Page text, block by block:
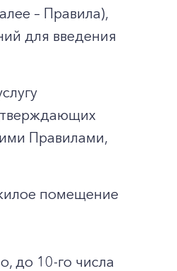
– Правила),
для введения
Правилами,
помещение
до 10-го числа